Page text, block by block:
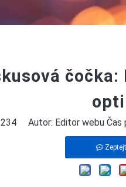
234 Autor: Editor webu Čas